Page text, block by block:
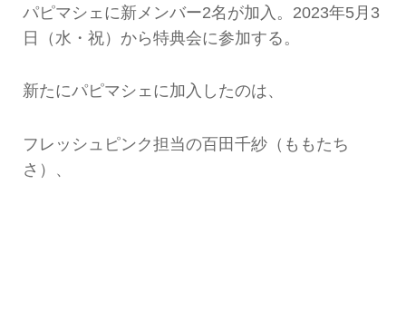
パピマシェに新メンバー2名が加入。2023年5月3
日（水・祝）から特典会に参加する。
新たにパピマシェに加入したのは、
フレッシュピンク担当の百田千紗（ももたち
さ）、